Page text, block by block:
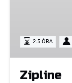
2.5 ÓRA
Zipline